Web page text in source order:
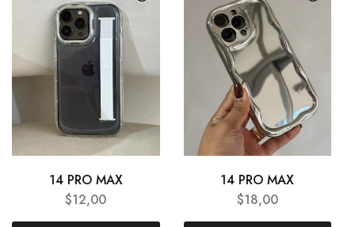
14 PRO MAX
$12,00
14 PRO MAX
$18,00